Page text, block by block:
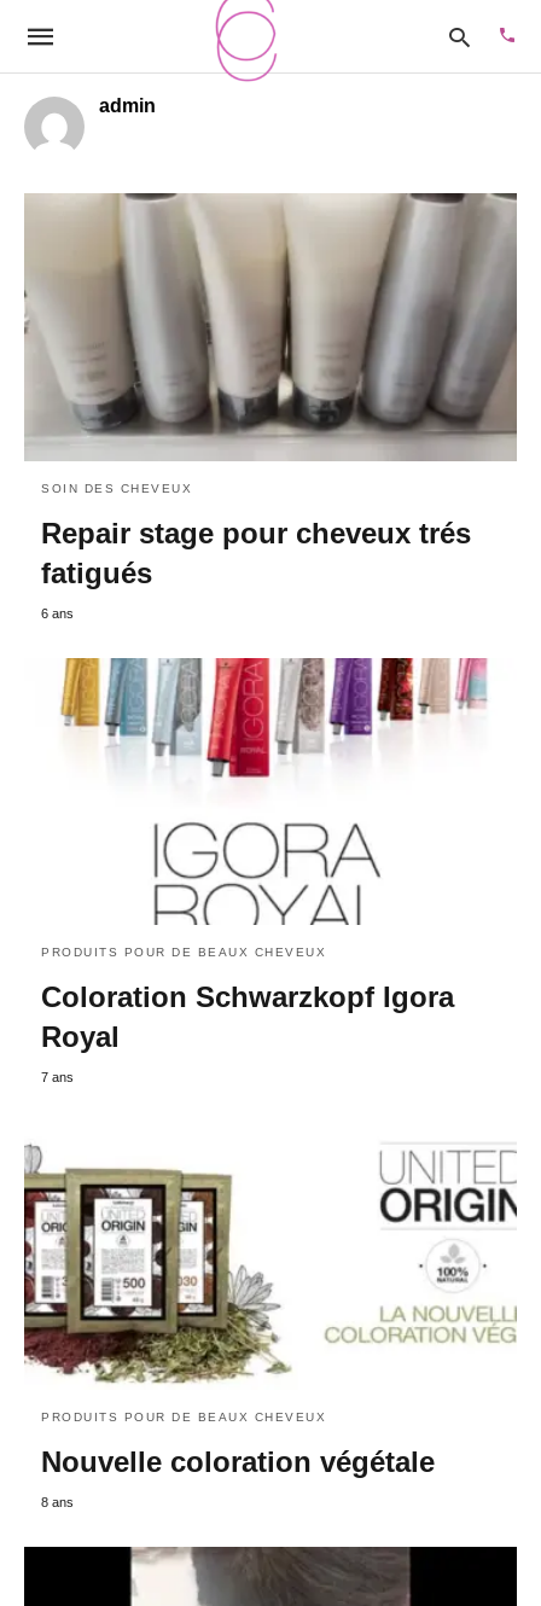
Type
your
admin
SOIN DES CHEVEUX
Repair stage pour cheveux trés
fatigués
6 ans
PRODUITS POUR DE BEAUX CHEVEUX
Coloration Schwarzkopf Igora
Royal
7 ans
PRODUITS POUR DE BEAUX CHEVEUX
Nouvelle coloration végétale
8 ans